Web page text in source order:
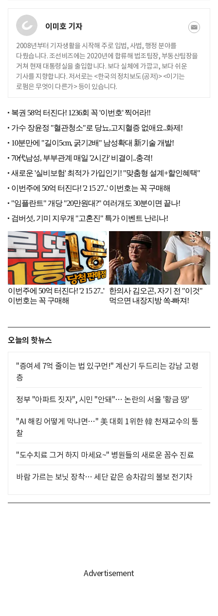
이미호 기자
2008년부터 기자생활을 시작해 주로 입법, 사법, 행정 분야를
다뤘습니다. 조선비즈에는 2020년에 합류해 법조팀장, 부동산팀장을
거쳐 현재 대통령실을 출입합니다. 보다 실체에 가깝고, 보다 쉬운
기사를 지향합니다. 저서로는 <한국의 정치보도(공저)> <이기는
로펌은 무엇이 다른가> 등이 있습니다.
오늘의 핫뉴스
"증여세 7억 줄이는 법 있구먼!" 계산기 두드리는 강남 고령
층
정부 "아파트 짓자", 시민 "안돼"… 논란의 서울 '황금 땅'
"AI 해킹 어떻게 막냐면…" 美 대회 1위한 韓 천재교수의 통
찰
"도수치료 그거 하지 마세요~" 병원들의 새로운 꼼수 진료
바람 가르는 보닛 장착… 세단 같은 승차감의 볼보 전기차